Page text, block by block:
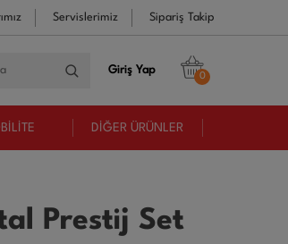
Servislerimiz Sipariş Takip
Giriş Yap 0
DİĞER ÜRÜNLER
Prestij Set